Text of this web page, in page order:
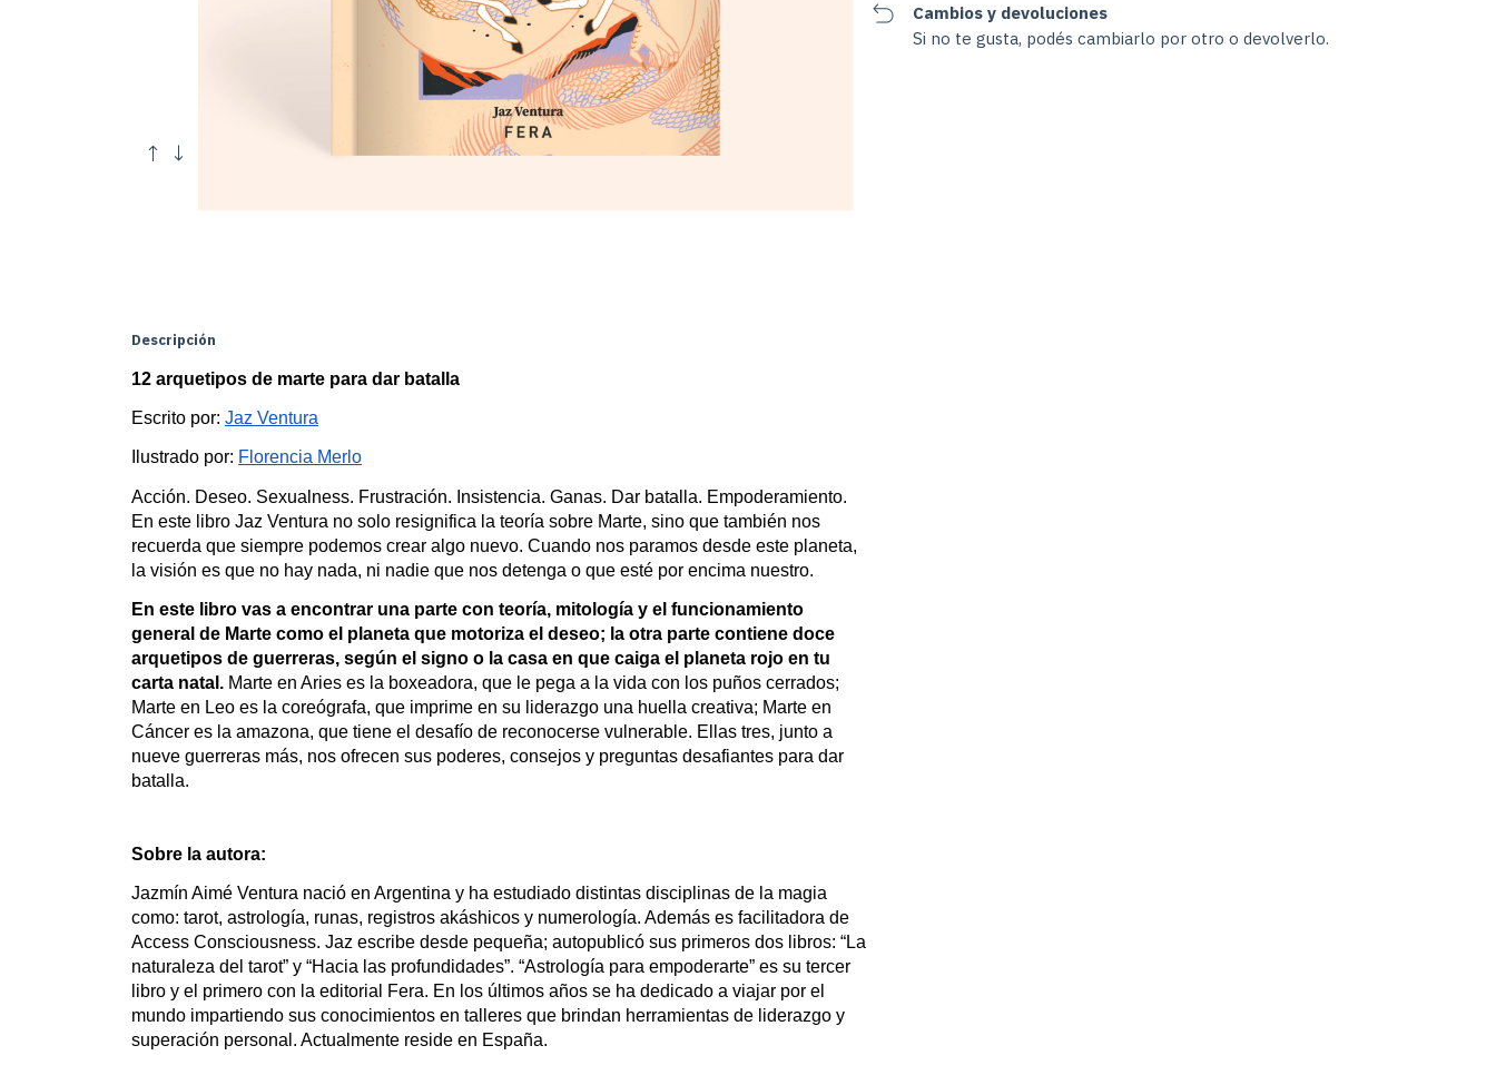
Cambios y devoluciones
Si no te gusta, podés cambiarlo por otro o devolverlo.
Descripción
12 arquetipos de marte para dar batalla
Escrito por: Jaz Ventura
Ilustrado por: Florencia Merlo
Acción. Deseo. Sexualness. Frustración. Insistencia. Ganas. Dar batalla. Empoderamiento.
En este libro Jaz Ventura no solo resignifica la teoría sobre Marte, sino que también nos
recuerda que siempre podemos crear algo nuevo. Cuando nos paramos desde este planeta,
la visión es que no hay nada, ni nadie que nos detenga o que esté por encima nuestro.
En este libro vas a encontrar una parte con teoría, mitología y el funcionamiento
general de Marte como el planeta que motoriza el deseo; la otra parte contiene doce
arquetipos de guerreras, según el signo o la casa en que caiga el planeta rojo en tu
carta natal. Marte en Aries es la boxeadora, que le pega a la vida con los puños cerrados;
Marte en Leo es la coreógrafa, que imprime en su liderazgo una huella creativa; Marte en
Cáncer es la amazona, que tiene el desafío de reconocerse vulnerable. Ellas tres, junto a
nueve guerreras más, nos ofrecen sus poderes, consejos y preguntas desafiantes para dar
batalla.
Sobre la autora:
Jazmín Aimé Ventura nació en Argentina y ha estudiado distintas disciplinas de la magia
como: tarot, astrología, runas, registros akáshicos y numerología. Además es facilitadora de
Access Consciousness. Jaz escribe desde pequeña; autopublicó sus primeros dos libros: “La
naturaleza del tarot” y “Hacia las profundidades”. “Astrología para empoderarte” es su tercer
libro y el primero con la editorial Fera. En los últimos años se ha dedicado a viajar por el
mundo impartiendo sus conocimientos en talleres que brindan herramientas de liderazgo y
superación personal. Actualmente reside en España.